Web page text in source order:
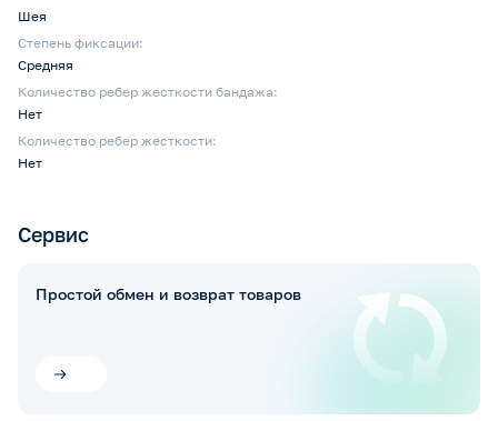
Шея
Степень фиксации:
Средняя
Количество ребер жесткости бандажа:
Нет
Количество ребер жесткости:
Нет
Сервис
Простой обмен и возврат товаров